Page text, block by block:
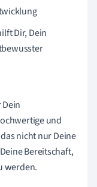
Dir, Dein
und
nicht nur Deine
Bereitschaft,
werden.